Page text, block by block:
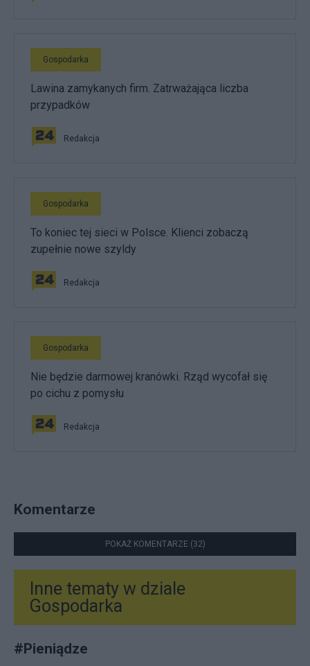
Gospodarka
Lawina zamykanych firm. Zatrważająca liczba
przypadków
Redakcja
Gospodarka
To koniec tej sieci w Polsce. Klienci zobaczą
zupełnie nowe szyldy
Redakcja
Gospodarka
Nie będzie darmowej kranówki. Rząd wycofał się
po cichu z pomysłu
Redakcja
Komentarze
POKAŻ KOMENTARZE (32)
Inne tematy w dziale
Gospodarka
#Pieniądze